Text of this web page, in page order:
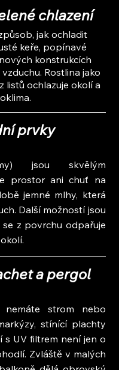
chlazení
jak ochladit
keře, popínavé
konstrukcích
Rostlina jako
listů ochlazuje okolí a
prvky
jsou skvělým
prostor ani chuť na
jemné mlhy, která
Další možností jsou
z povrchu odpařuje
a pergol
nemáte strom nebo
stínící plachty
UV filtrem není jen o
Zvláště v malých